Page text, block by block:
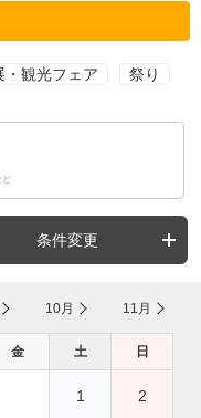
・観光フェア 祭り
ど
条件変更
10月 11月
金 土 日
1 2